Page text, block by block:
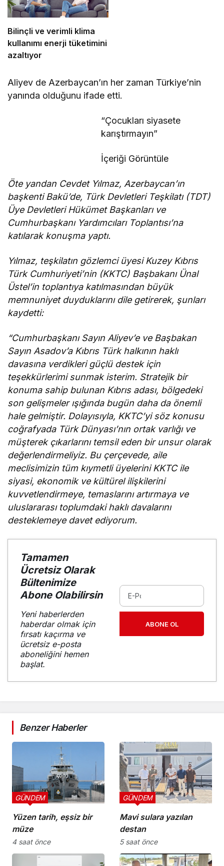
Bilinçli ve verimli klima
kullanımı enerji tüketimini
azaltıyor
Aliyev de Azerbaycan’ın her zaman Türkiye’nin
yanında olduğunu ifade etti.
“Çocukları siyasete
karıştırmayın”
İçeriği Görüntüle
Öte yandan Cevdet Yılmaz, Azerbaycan’ın
başkenti Bakü’de, Türk Devletleri Teşkilatı (TDT)
Üye Devletleri Hükümet Başkanları ve
Cumhurbaşkanı Yardımcıları Toplantısı’na
katılarak konuşma yaptı.
Yılmaz, teşkilatın gözlemci üyesi Kuzey Kıbrıs
Türk Cumhuriyeti’nin (KKTC) Başbakanı Ünal
Üstel’in toplantıya katılmasından büyük
memnuniyet duyduklarını dile getirerek, şunları
kaydetti:
“Cumhurbaşkanı Sayın Aliyev’e ve Başbakan
Sayın Asadov’a Kıbrıs Türk halkının haklı
davasına verdikleri güçlü destek için
teşekkürlerimi sunmak isterim. Stratejik bir
konuma sahip bulunan Kıbrıs adası, bölgedeki
son gelişmeler ışığında bugün daha da önemli
hale gelmiştir. Dolayısıyla, KKTC’yi söz konusu
coğrafyada Türk Dünyası’nın ortak varlığı ve
müşterek çıkarlarını temsil eden bir unsur olarak
değerlendirmeliyiz. Bu çerçevede, aile
meclisimizin tüm kıymetli üyelerini KKTC ile
siyasi, ekonomik ve kültürel ilişkilerini
kuvvetlendirmeye, temaslarını artırmaya ve
uluslararası toplumdaki haklı davalarını
desteklemeye davet ediyorum.
Tamamen
Ücretsiz Olarak
Bültenimize
Abone Olabilirsin
Yeni haberlerden
haberdar olmak için
fırsatı kaçırma ve
ücretsiz e-posta
aboneliğini hemen
başlat.
ABONE OL
Benzer Haberler
Yüzen tarih, eşsiz bir
müze
GÜNDEM
4 saat önce
Mavi sulara yazılan
destan
GÜNDEM
5 saat önce